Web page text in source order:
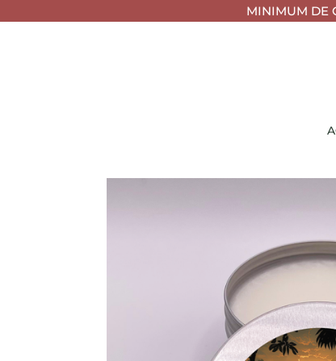
MINIMUM DE